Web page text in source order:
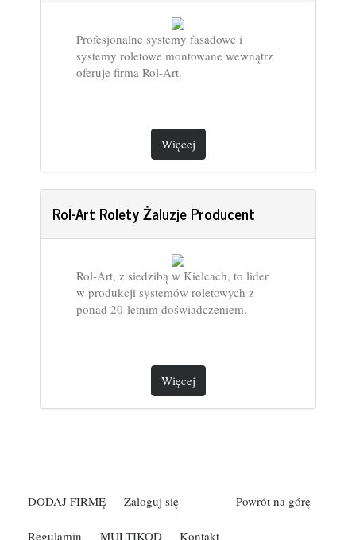
Profesjonalne systemy fasadowe i
systemy roletowe montowane wewnątrz
oferuje firma Rol-Art.
Więcej
Rol-Art Rolety Żaluzje Producent
Rol-Art, z siedzibą w Kielcach, to lider
w produkcji systemów roletowych z
ponad 20-letnim doświadczeniem.
Więcej
Powrót na górę
DODAJ FIRMĘ Zaloguj się
Regulamin MULTIKOD Kontakt